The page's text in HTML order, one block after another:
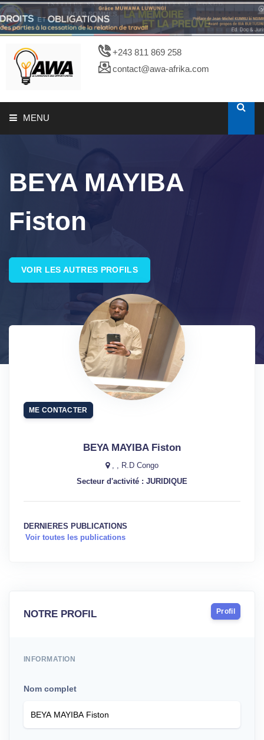
+243 811 869 258
contact@awa-afrika.com
MENU
CATALOGUES
PHOTOTHEQUE
BEYA MAYIBA
Fiston
VOIR LES AUTRES PROFILS
ME CONTACTER
BEYA MAYIBA Fiston
, , R.D Congo
Secteur d'activité : JURIDIQUE
DERNIERES PUBLICATIONS
Voir toutes les publications
NOTRE PROFIL Profil
INFORMATION
Nom complet